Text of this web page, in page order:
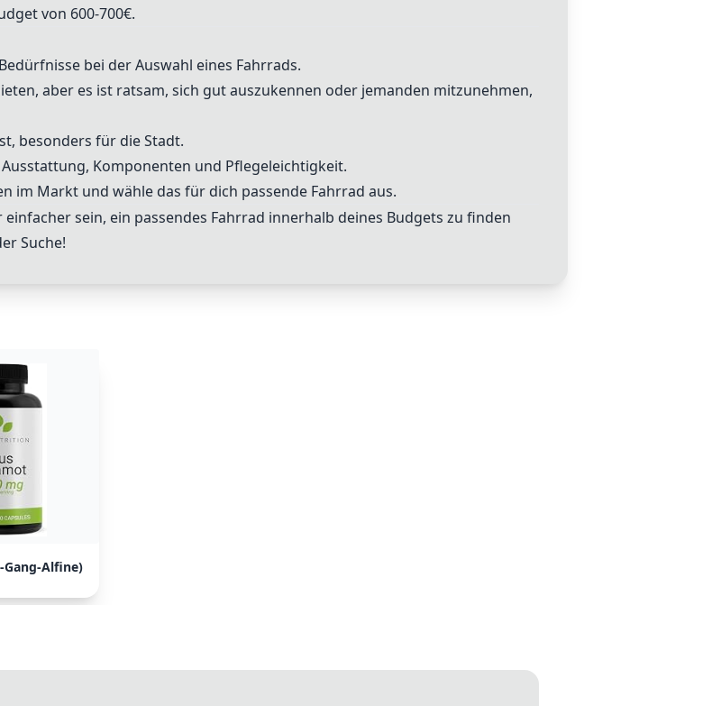
von 600-700€.
bei der Auswahl eines Fahrrads.
aber es ist ratsam, sich gut auszukennen oder jemanden mitzunehmen,
besonders für die Stadt.
Komponenten und Pflegeleichtigkeit.
im Markt und wähle das für dich passende Fahrrad aus.
sein, ein passendes Fahrrad innerhalb deines Budgets zu finden
Suche!
Alfine)